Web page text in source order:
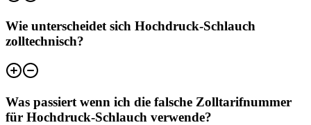
Wie unterscheidet sich Hochdruck-Schlauch
zolltechnisch?
Was passiert wenn ich die falsche Zolltarifnummer
für Hochdruck-Schlauch verwende?